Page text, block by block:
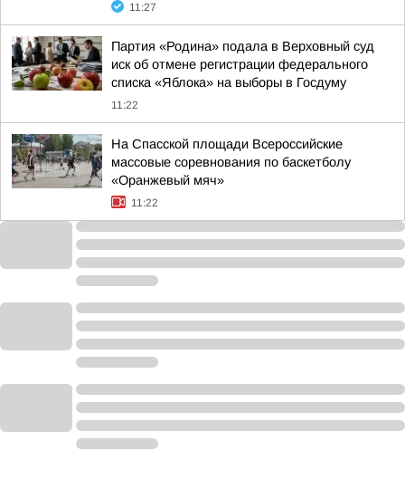
11:27
Партия «Родина» подала в Верховный суд
иск об отмене регистрации федерального
списка «Яблока» на выборы в Госдуму
11:22
На Спасской площади Всероссийские
массовые соревнования по баскетболу
«Оранжевый мяч»
11:22